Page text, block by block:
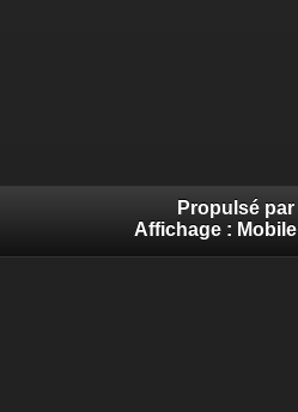
Propulsé par
Affichage : Mobile